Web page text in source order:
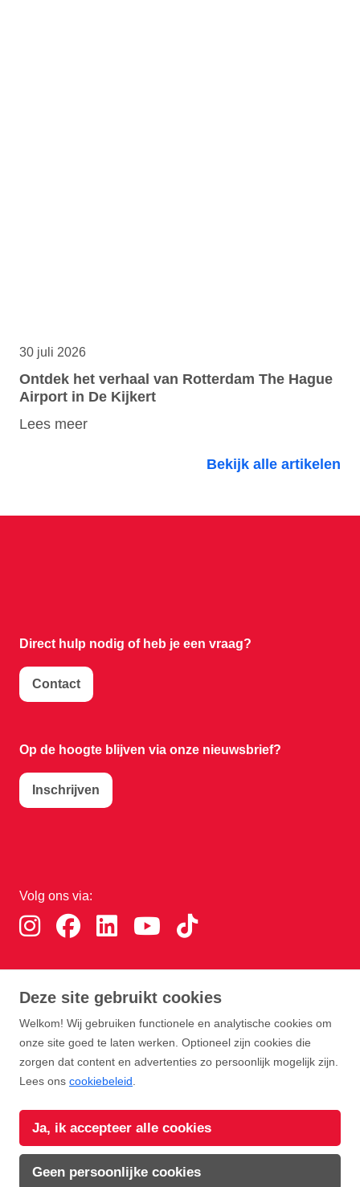
Deze site gebruikt cookies
Welkom! Wij gebruiken functionele en analytische cookies om
onze site goed te laten werken. Optioneel zijn cookies die
zorgen dat content en advertenties zo persoonlijk mogelijk zijn.
Lees ons cookiebeleid
Ja, ik accepteer alle cookies
Geen persoonlijke cookies
30 juli 2026
Ontdek het verhaal van Rotterdam The Hague
Airport in De Kijkert
Lees meer
Bekijk alle artikelen
Direct hulp nodig ofheb je een vraag?
Contact
Op de hoogte blijven via onze nieuwsbrief?
Inschrijven
Copyright Rotterdam Airport B.V. 2026
Privacy
Volg ons via:
Download de RTHA app: